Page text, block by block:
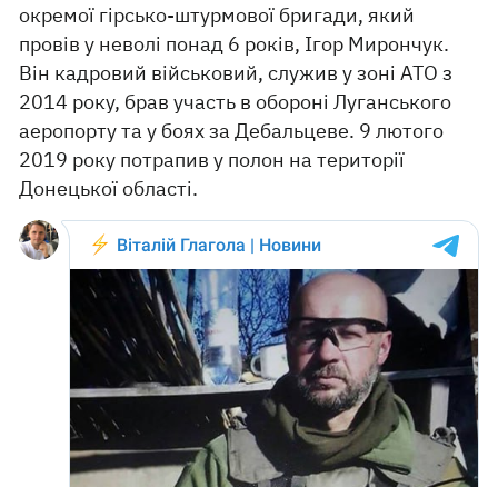
окремої гірсько-штурмової бригади, який
провів у неволі понад 6 років, Ігор Мирончук.
Він кадровий військовий, служив у зоні АТО з
2014 року, брав участь в обороні Луганського
аеропорту та у боях за Дебальцеве. 9 лютого
2019 року потрапив у полон на території
Донецької області.